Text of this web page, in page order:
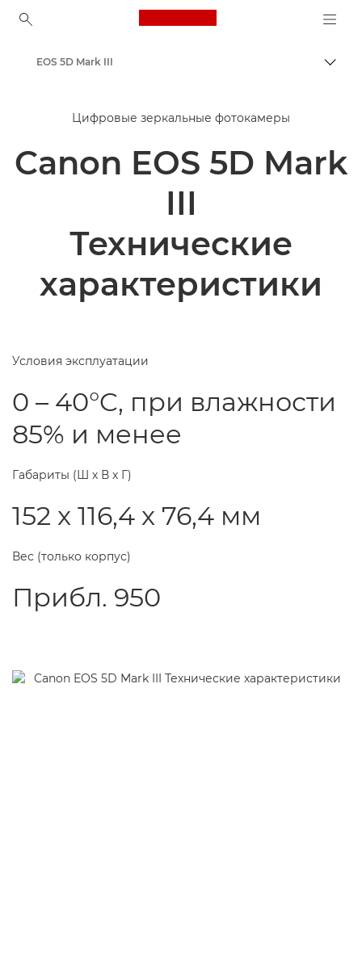
Canon Logo, back to
EOS 5D Mark III
Цифровые зеркальные фотокамеры
Canon EOS 5D Mark
III
Технические
характеристики
Условия эксплуатации
0 – 40°C, при влажности
85% и менее
Габариты (Ш х В х Г)
152 x 116,4 x 76,4 мм
Вес (только корпус)
Прибл. 950